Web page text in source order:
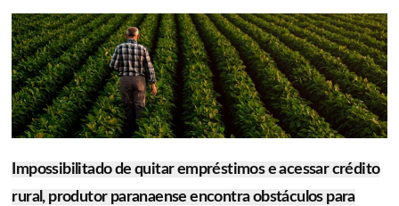
Impossibilitado de quitar empréstimos e acessar crédito
rural, produtor paranaense encontra obstáculos para